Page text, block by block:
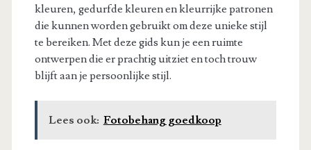
kleuren, gedurfde kleuren en kleurrijke patronen
die kunnen worden gebruikt om deze unieke stijl
te bereiken. Met deze gids kun je een ruimte
ontwerpen die er prachtig uitziet en toch trouw
blijft aan je persoonlijke stijl.
Lees ook: Fotobehang goedkoop